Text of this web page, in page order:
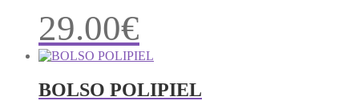
29.00€
BOLSO POLIPIEL